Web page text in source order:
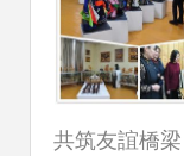
共筑友誼橋